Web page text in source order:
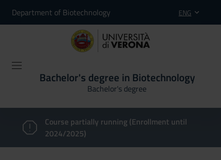
Department of Biotechnology ENG
Bachelor's degree in Biotechnology
Bachelor's degree
Course partially running (Enrollment until
2024/2025)